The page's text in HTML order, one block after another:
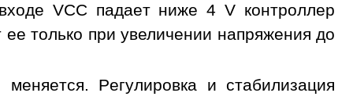
VCC падает ниже 4 V контроллер
только при увеличении напряжения до
Регулировка и стабилизация